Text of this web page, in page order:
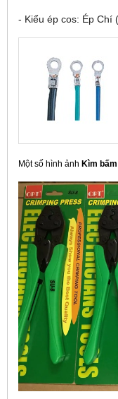
- Kiểu ép cos: Ép Chí
Một số hình ảnh Kìm